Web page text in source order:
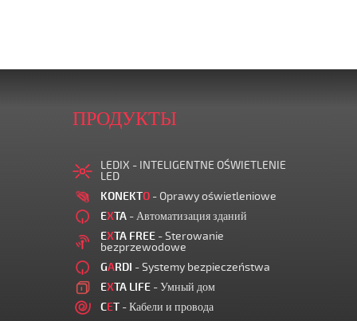
ПРОДУКТЫ
LEDIX - INTELIGENTNE OŚWIETLENIE
LED
KONEKTO - Oprawy oświetleniowe
EXTA - Автоматизация зданий
EXTA FREE - Sterowanie
bezprzewodowe
GARDI - Systemy bezpieczeństwa
EXTA LIFE - Умный дом
CET - Кабели и провода